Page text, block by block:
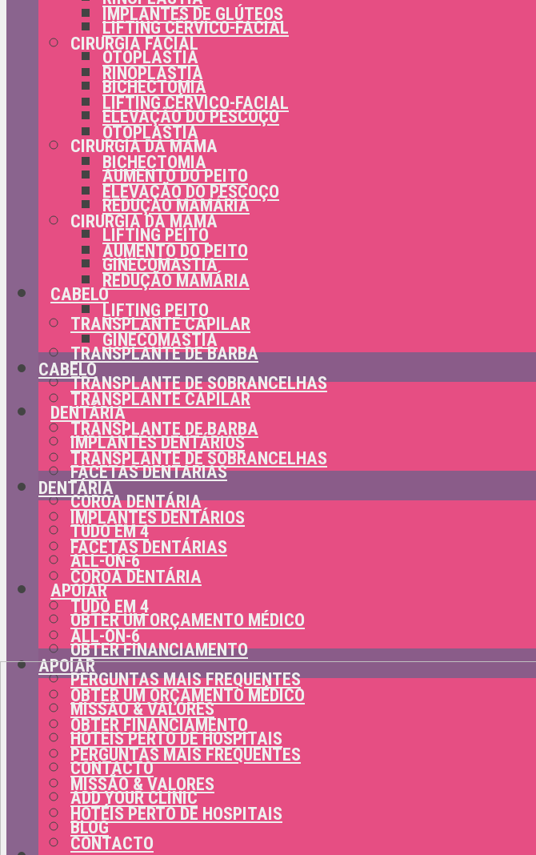
LIFTING CÉRVICO-FACIAL
OTOPLASTIA
BICHECTOMIA
ELEVAÇÃO DO PESCOÇO
CIRURGIA DA MAMA
AUMENTO DO PEITO
REDUÇÃO MAMÁRIA
LIFTING PEITO
GINECOMASTIA
CABELO
TRANSPLANTE CAPILAR
TRANSPLANTE DE BARBA
TRANSPLANTE DE SOBRANCELHAS
DENTÁRIA
IMPLANTES DENTÁRIOS
FACETAS DENTÁRIAS
COROA DENTÁRIA
TUDO EM 4
ALL-ON-6
APOIAR
OBTER UM ORÇAMENTO MÉDICO
OBTER FINANCIAMENTO
PERGUNTAS MAIS FREQUENTES
MISSÃO & VALORES
HOTÉIS PERTO DE HOSPITAIS
CONTACTO
ADD YOUR CLINIC
BLOG
IMPLANTES DE GLÚTEOS
CIRURGIA FACIAL
RINOPLASTIA
LIFTING CÉRVICO-FACIAL
OTOPLASTIA
BICHECTOMIA
ELEVAÇÃO DO PESCOÇO
CIRURGIA DA MAMA
AUMENTO DO PEITO
REDUÇÃO MAMÁRIA
LIFTING PEITO
GINECOMASTIA
CABELO
TRANSPLANTE CAPILAR
TRANSPLANTE DE BARBA
TRANSPLANTE DE SOBRANCELHAS
DENTÁRIA
IMPLANTES DENTÁRIOS
FACETAS DENTÁRIAS
COROA DENTÁRIA
TUDO EM 4
ALL-ON-6
APOIAR
OBTER UM ORÇAMENTO MÉDICO
OBTER FINANCIAMENTO
PERGUNTAS MAIS FREQUENTES
MISSÃO & VALORES
HOTÉIS PERTO DE HOSPITAIS
CONTACTO